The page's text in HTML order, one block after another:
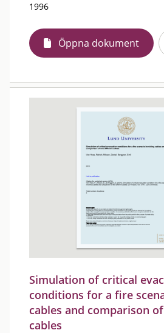
1996
Öppna dokument
Simulation of critical
conditions for a fire
cables and comparison
cables